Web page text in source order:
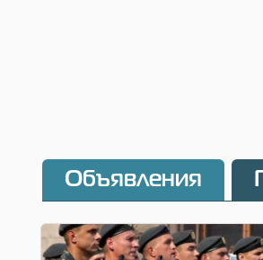
Объявления